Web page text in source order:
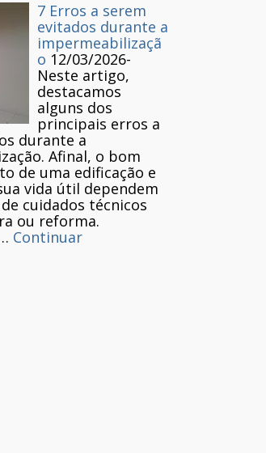
7 Erros a serem
evitados durante a
impermeabilizaçã
o 12/03/2026-
Neste artigo,
destacamos
alguns dos
principais erros a
durante a
Afinal, o bom
de uma edificação e
vida útil dependem
cuidados técnicos
ou reforma.
Continuar